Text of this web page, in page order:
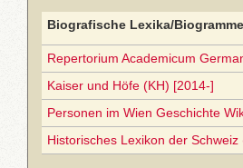
Biografische Lexika/Biogramme
Repertorium Academicum
Kaiser und Höfe (KH) [2014-]
Personen im Wien Geschichte
Historisches Lexikon der